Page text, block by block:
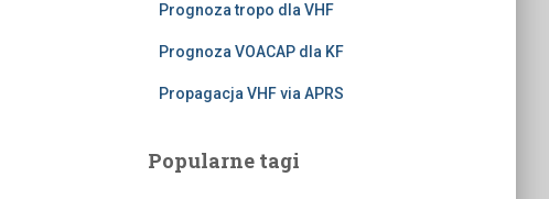
Prognoza tropo dla VHF
Prognoza VOACAP dla KF
Propagacja VHF via APRS
Popularne tagi